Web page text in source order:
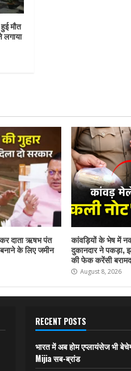
मौत
लगाया
दाता ऋषभ पंत
के लिए जमीन
कांवड़ियों के भेष में
दुकानदार ने पकड़ा,
की फेक करेंसी बरामद
August 8, 2026
RECENT POSTS
भारत में अब होम एप्लायंसेज भी
Mijia सब-ब्रांड